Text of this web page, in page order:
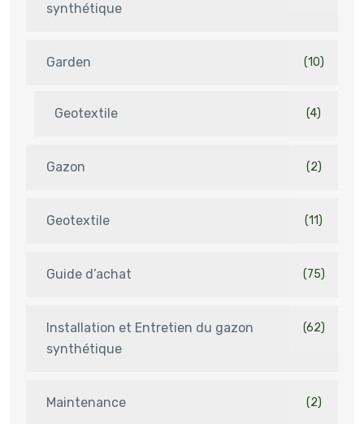
synthétique
Garden (10)
Geotextile (4)
Gazon (2)
Geotextile (11)
Guide d’achat (75)
Installation et Entretien du gazon
synthétique
(62)
Maintenance (2)